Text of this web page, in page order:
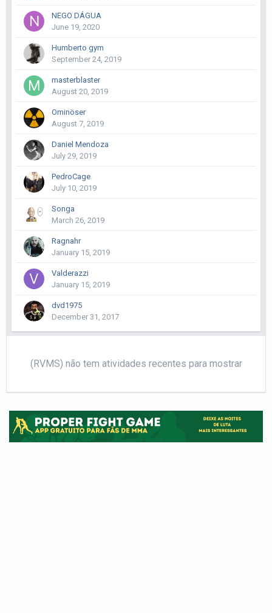
NEGO DÁGUA
June 19, 2020
Humberto gym
September 24, 2019
masterblaster
August 20, 2019
Ominöser
August 7, 2019
Daniel Mendoza
July 29, 2019
PedroCage
July 10, 2019
Songa
March 26, 2019
Ragnahr
January 15, 2019
Valderazzi
January 15, 2019
dvd1975
December 31, 2017
(RVMS) não tem atividades recentes para mostrar